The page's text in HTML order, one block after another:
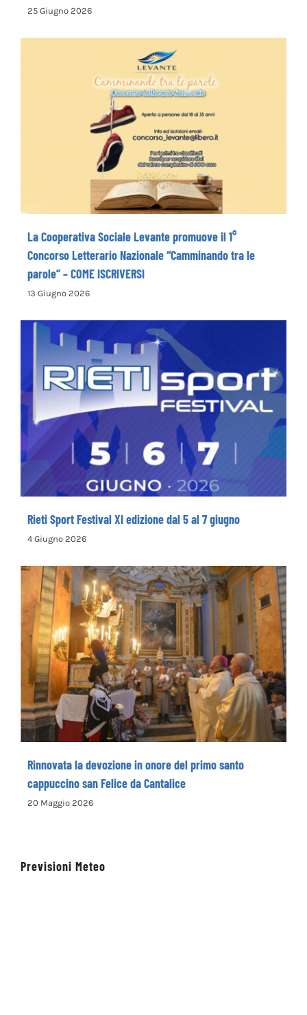
25 Giugno 2026
La Cooperativa Sociale Levante promuove
il 1° Concorso Letterario Nazionale
“Camminando tra le parole” – COME
ISCRIVERSI
La Cooperativa Sociale Levante promuove il 1°
Concorso Letterario Nazionale “Camminando tra le
parole” – COME ISCRIVERSI
13 Giugno 2026
Rieti Sport Festival XI edizione dal 5 al 7
Rieti Sport Festival XI edizione dal 5 al 7 giugno
4 Giugno 2026
Rinnovata la devozione in onore del primo
santo cappuccino san Felice da Cantalice
Rinnovata la devozione in onore del primo santo
cappuccino san Felice da Cantalice
20 Maggio 2026
Previsioni Meteo